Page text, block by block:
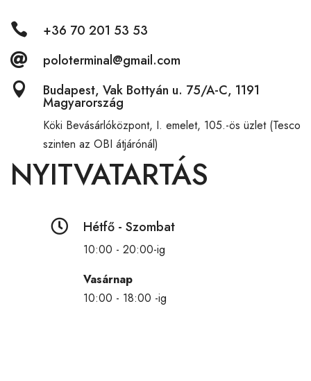
 +36 70 201 53 53
 poloterminal@gmail.com
 Budapest, Vak Bottyán u. 75/A-C, 1191
Magyarország
Köki Bevásárlóközpont, I. emelet, 105.-ös üzlet (Tesco
szinten az OBI átjárónál)
NYITVATARTÁS
 Hétfő - Szombat
10:00 - 20:00-ig
Vasárnap
10:00 - 18:00 -ig